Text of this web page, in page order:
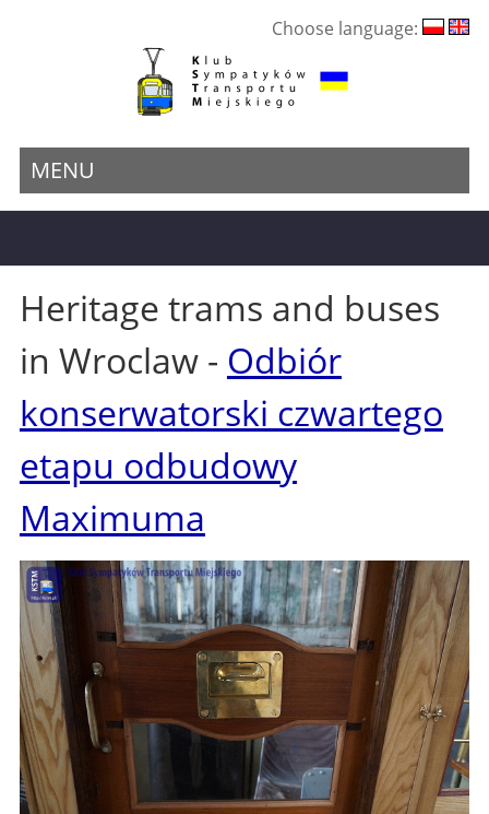
Choose language:
MENU
Heritage trams and buses
in Wroclaw - Odbiór
konserwatorski czwartego
etapu odbudowy
Maximuma